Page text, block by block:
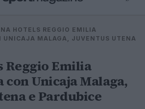
HOTELS REGGIO EMILIA
UNICAJA MALAGA, JUVENTUS UTENA
Reggio Emilia
Unicaja Malaga,
e Pardubice